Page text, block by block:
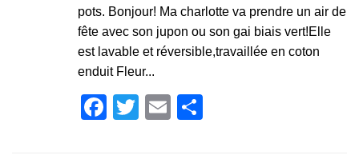
pots. Bonjour! Ma charlotte va prendre un air de
fête avec son jupon ou son gai biais vert!Elle
est lavable et réversible,travaillée en coton
enduit Fleur...
Facebook
TwitterEmail